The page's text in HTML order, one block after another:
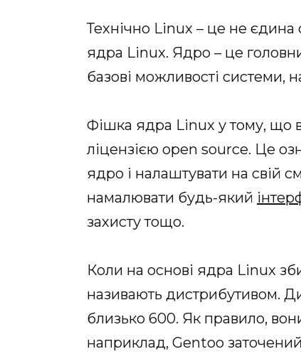
Технічно Linux – це не єдина
ядра Linux. Ядро – це
базові можливості системи,
Фішка ядра Linux у тому, що
ліцензією open source. Це
ядро і налаштувати на свій
намалювати будь-який
захисту тощо.
Коли на основі ядра Linux
називають дистрибутивом.
близько 600. Як правило,
наприклад, Gentoo